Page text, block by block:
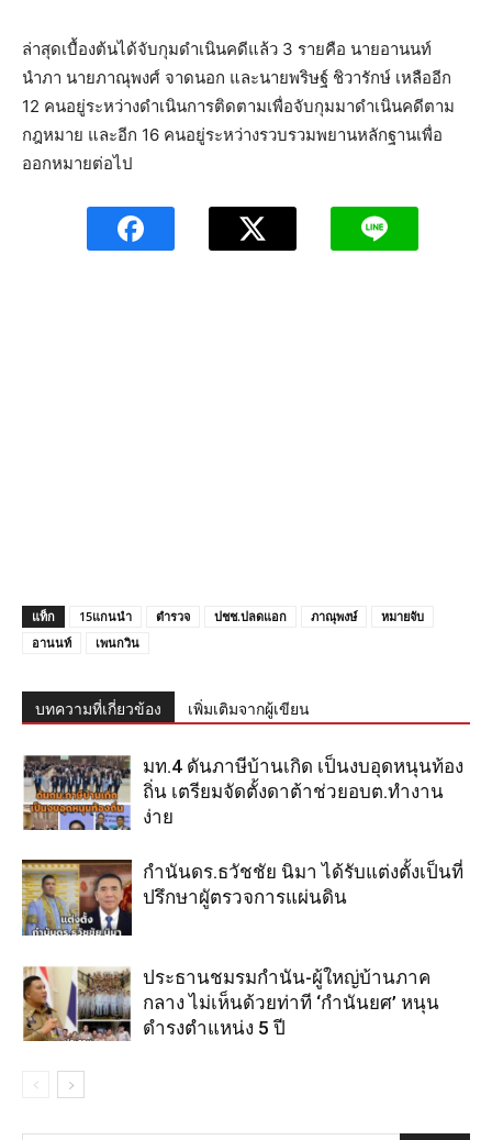
ล่าสุดเบื้องต้นได้จับกุมดำเนินคดีแล้ว 3 รายคือ นายอานนท์
นำภา นายภาณุพงศ์ จาดนอก และนายพริษฐ์ ชิวารักษ์ เหลืออีก
12 คนอยู่ระหว่างดำเนินการติดตามเพื่อจับกุมมาดำเนินคดีตาม
กฎหมาย และอีก 16 คนอยู่ระหว่างรวบรวมพยานหลักฐานเพื่อ
ออกหมายต่อไป
แท็ก 15แกนนำ ตำรวจ ปชช.ปลดแอก ภาณุพงษ์
หมายจับ
อานนท์
เพนกวิน
บทความที่เกี่ยวข้อง เพิ่มเติมจากผู้เขียน
มท.4 ดันภาษีบ้านเกิด เป็นงบอุดหนุนท้อง
ถิ่น เตรียมจัดตั้งดาต้าช่วยอบต.ทำงาน
ง่าย
กำนันดร.ธวัชชัย นิมา ได้รับแต่งตั้งเป็นที่
ปรึกษาผูัตรวจการแผ่นดิน
ประธานชมรมกำนัน-ผู้ใหญ่บ้านภาค
กลาง ไม่เห็นด้วยท่าที ‘กำนันยศ’ หนุน
ดำรงตำแหน่ง 5 ปี